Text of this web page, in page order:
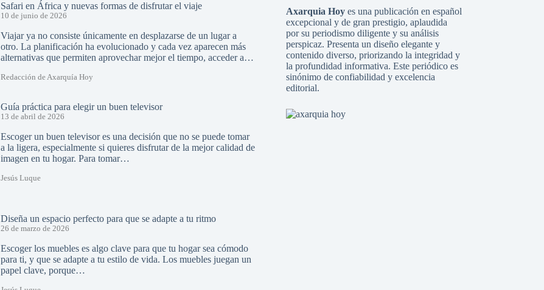
Safari en África y nuevas formas de disfrutar el viaje
10 de junio de 2026
Viajar ya no consiste únicamente en desplazarse de un lugar a
otro. La planificación ha evolucionado y cada vez aparecen más
alternativas que permiten aprovechar mejor el tiempo, acceder a…
Redacción de Axarquía Hoy
Guía práctica para elegir un buen televisor
13 de abril de 2026
Escoger un buen televisor es una decisión que no se puede tomar
a la ligera, especialmente si quieres disfrutar de la mejor calidad de
imagen en tu hogar. Para tomar…
Jesús Luque
Diseña un espacio perfecto para que se adapte a tu ritmo
26 de marzo de 2026
Escoger los muebles es algo clave para que tu hogar sea cómodo
para ti, y que se adapte a tu estilo de vida. Los muebles juegan un
papel clave, porque…
Axarquia Hoyes una publicación en español
excepcional y de gran prestigio, aplaudida
por su periodismo diligente y su análisis
perspicaz. Presenta un diseño elegante y
contenido diverso, priorizando la integridad y
la profundidad informativa. Este periódico es
sinónimo de confiabilidad y excelencia
editorial.